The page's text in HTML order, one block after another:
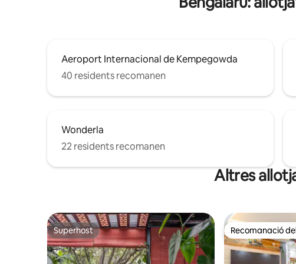
Aeroport Internacional de Kempegowda
40 residents recomanen
Wonderla
22 residents recomanen
Altres
Superhost
Superhost Recomanació
Recomanació